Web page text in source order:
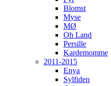
Blomst
Myse
MØ
Oh Land
Persille
Kardemomme
2011-2015
Enya
Sylfiden